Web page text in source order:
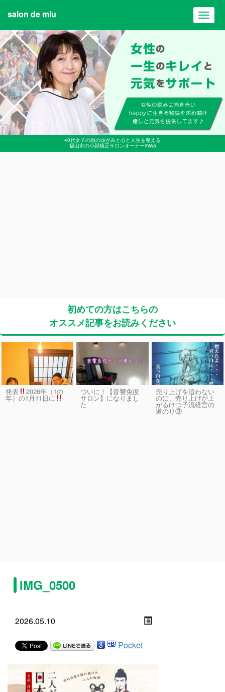
40代女子の顔のゆがみと心と人生を整える
福山市の小顔矯正サロンオーナーmiwa
salon de miu
初めての方はこちらの
オススメ記事をお読みください
発表 2026年（1の
年）の1月11日に
ついに！【音響免疫
サロン】になりまし
た
売り上げを追わない
のに、売り上げが上
がるけつ子流経営の
道のり③
IMG_0500
2026.05.10
Pocket